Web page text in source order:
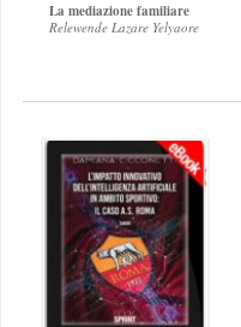
La mediazione familiare
Relewende Lazare Yelyaore